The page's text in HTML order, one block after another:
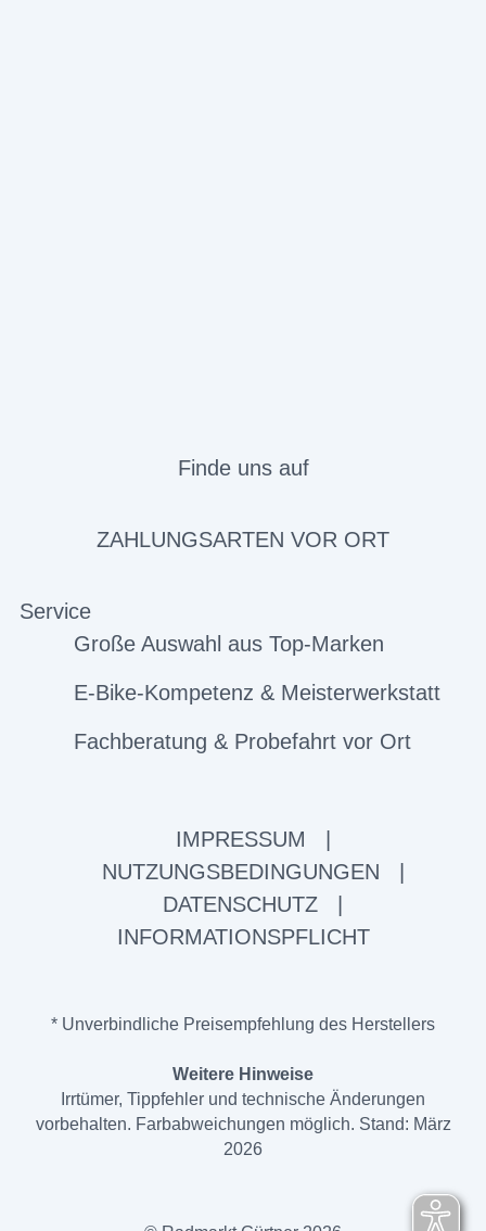
Finde uns auf
ZAHLUNGSARTEN VOR ORT
Service
Große Auswahl aus Top-Marken
E-Bike-Kompetenz & Meisterwerkstatt
Fachberatung & Probefahrt vor Ort
IMPRESSUM
NUTZUNGSBEDINGUNGEN
DATENSCHUTZ
INFORMATIONSPFLICHT
* Unverbindliche Preisempfehlung des Herstellers
Weitere Hinweise
Irrtümer, Tippfehler und technische Änderungen
vorbehalten. Farbabweichungen möglich. Stand: März
2026